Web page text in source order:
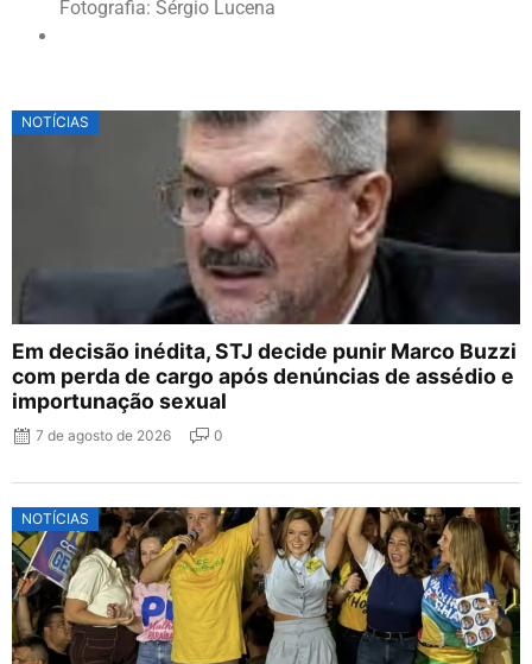
Fotografia: Sérgio Lucena
NOTÍCIAS
Em decisão inédita, STJ decide punir Marco Buzzi
com perda de cargo após denúncias de assédio e
importunação sexual
7 de agosto de 2026 0
NOTÍCIAS